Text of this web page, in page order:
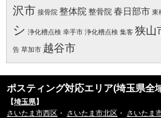
沢市 接骨院 整体院 整骨院 春日部市 東
シ 浄化槽点検 幸手市 浄化槽点検 集客 狭山
告 草加市 越谷市
ポスティング対応エリア(埼玉県全
【埼玉県】
さいたま市西区 ・ さいたま市北区 ・ さいたま